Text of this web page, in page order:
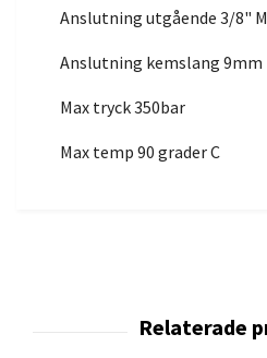
Anslutning utgående 3/8" M
Anslutning kemslang 9mm
Max tryck 350bar
Max temp 90 grader C